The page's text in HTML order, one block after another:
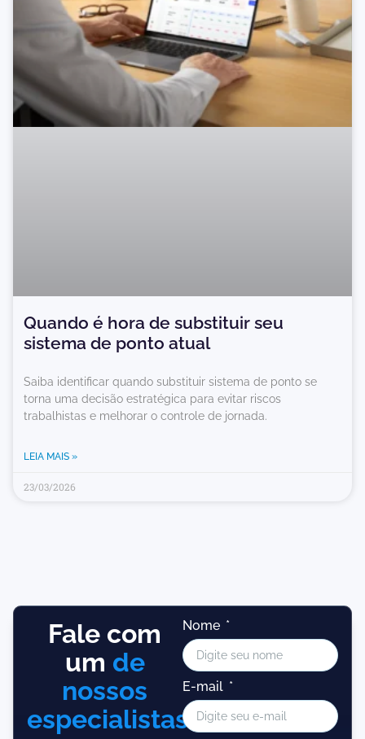
Quando é hora de substituir seu
sistema de ponto atual
Saiba identificar quando substituir sistema de ponto se
torna uma decisão estratégica para evitar riscos
trabalhistas e melhorar o controle de jornada.
LEIA MAIS »
23/03/2026
Fale com
um de
nossos
especialistas!
Nome
E-mail